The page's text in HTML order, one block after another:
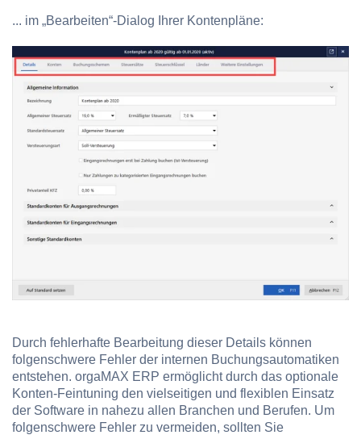
... im „Bearbeiten“-Dialog Ihrer Kontenpläne:
Durch fehlerhafte Bearbeitung dieser Details können
folgenschwere Fehler der internen Buchungsautomatiken
entstehen. orgaMAX ERP ermöglicht durch das optionale
Konten-Feintuning den vielseitigen und flexiblen Einsatz
der Software in nahezu allen Branchen und Berufen. Um
folgenschwere Fehler zu vermeiden, sollten Sie